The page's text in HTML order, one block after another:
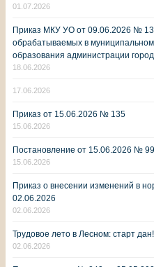
01.07.2026
Приказ МКУ УО от 09.06.2026 №
обрабатываемых в
образования администрации
18.06.2026
17.06.2026
Приказ от 15.06.2026 № 135
15.06.2026
Постановление от 15.06.2026 №
15.06.2026
Приказ о внесении изменений в
02.06.2026
02.06.2026
Трудовое лето в Лесном: старт дан!
02.06.2026